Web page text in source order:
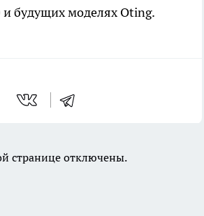
и будущих моделях Oting.
странице отключены.